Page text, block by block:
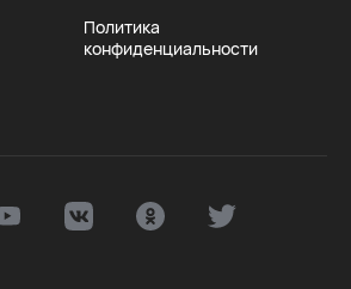
Политика
конфиденциальности